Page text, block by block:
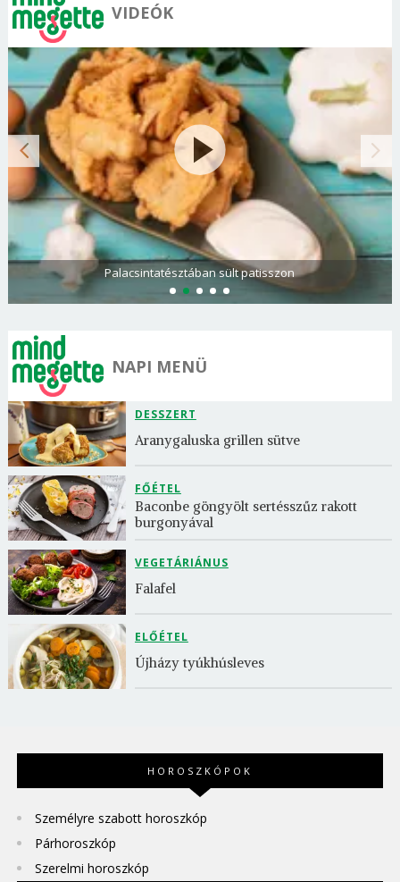
VIDEÓK
Palacsintatésztában sült patisszon
NAPI MENÜ
DESSZERT
Aranygaluska grillen sütve
FŐÉTEL
Baconbe göngyölt sertésszűz rakott
burgonyával
VEGETÁRIÁNUS
Falafel
ELŐÉTEL
Újházy tyúkhúsleves
HOROSZKÓPOK
Személyre szabott horoszkóp
Párhoroszkóp
Szerelmi horoszkóp